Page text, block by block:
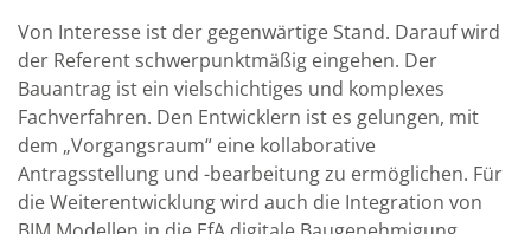
Von Interesse ist der gegenwärtige Stand. Darauf wird
der Referent schwerpunktmäßig eingehen. Der
Bauantrag ist ein vielschichtiges und komplexes
Fachverfahren. Den Entwicklern ist es gelungen, mit
dem „Vorgangsraum“ eine kollaborative
Antragsstellung und -bearbeitung zu ermöglichen. Für
die Weiterentwicklung wird auch die Integration von